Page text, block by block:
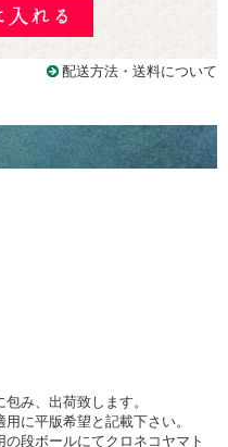
配送方法・送料について
み、出荷致します。
希望と記載下さい。
段ボールにてクロネコヤマト